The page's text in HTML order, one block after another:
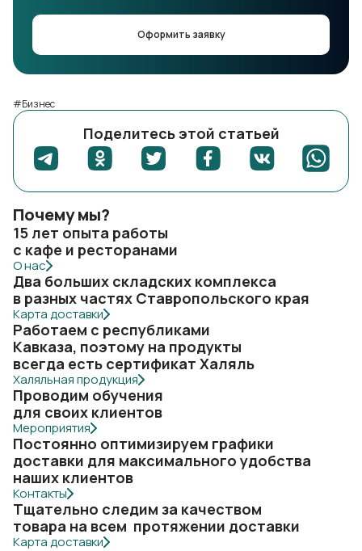
Оформить заявку
#Бизнес
Поделитесь этой статьей
Почему мы?
15 лет опыта работы
с кафе и ресторанами
О нас
Два больших складских комплекса
в разных частях Ставропольского края
Карта доставки
Работаем с республиками
Кавказа, поэтому на продукты
всегда есть сертификат Халяль
Халяльная продукция
Проводим обучения
для своих клиентов
Мероприятия
Постоянно оптимизируем графики
доставки для максимального удобства
наших клиентов
Контакты
Тщательно следим за качеством
товара на всем протяжении доставки
Карта доставки